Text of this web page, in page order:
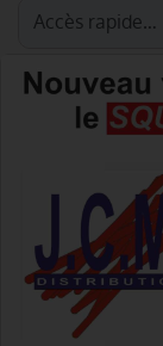
Accès rapide…